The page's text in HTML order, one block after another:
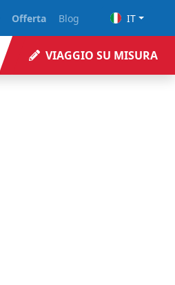
Offerta Blog IT
VIAGGIO SU MISURA